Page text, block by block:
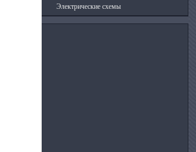
Электрические схемы